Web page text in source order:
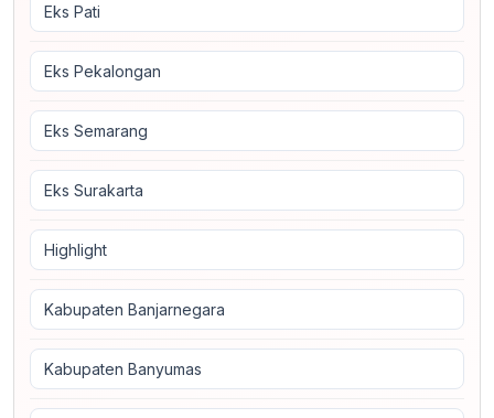
Eks Pati
Eks Pekalongan
Eks Semarang
Eks Surakarta
Highlight
Kabupaten Banjarnegara
Kabupaten Banyumas